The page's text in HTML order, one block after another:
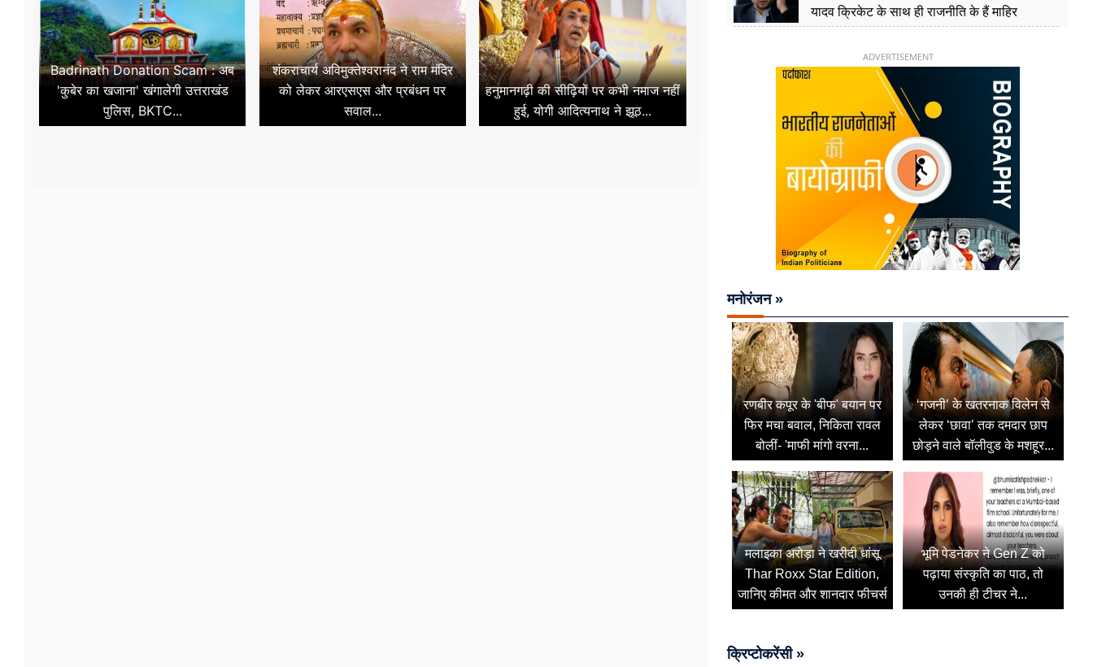
Badrinath Donation Scam : अब
'कुबेर का खजाना' खंगालेगी उत्तराखंड
पुलिस, BKTC...
शंकराचार्य अविमुक्तेश्वरानंद ने राम मंदिर
को लेकर आरएसएस और प्रबंधन पर
सवाल...
हनुमानगढ़ी की सीढ़ियों पर कभी नमाज नहीं
हुई, योगी आदित्यनाथ ने झूठ...
यादव क्रिकेट के साथ ही राजनीति के हैं माहिर
ADVERTISEMENT
मनोरंजन »
रणबीर कपूर के 'बीफ' बयान पर
फिर मचा बवाल, निकिता रावल
बोलीं- 'माफी मांगो वरना...
‘गजनी’ के खतरनाक विलेन से
लेकर ‘छावा’ तक दमदार छाप
छोड़ने वाले बॉलीवुड के मशहूर...
मलाइका अरोड़ा ने खरीदी धांसू
Thar Roxx Star Edition,
जानिए कीमत और शानदार फीचर्स
भूमि पेडनेकर ने Gen Z को
पढ़ाया संस्कृति का पाठ, तो
उनकी ही टीचर ने...
क्रिप्टोकरेंसी »